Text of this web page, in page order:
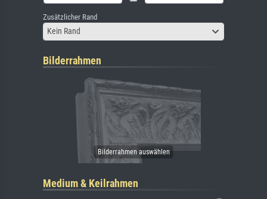
Zusätzlicher Rand
Kein Rand
Bilderrahmen
Medium & Keilrahmen